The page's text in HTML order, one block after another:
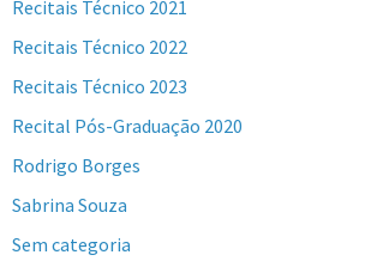
Recitais Técnico 2021
Recitais Técnico 2022
Recitais Técnico 2023
Recital Pós-Graduação 2020
Rodrigo Borges
Sabrina Souza
Sem categoria